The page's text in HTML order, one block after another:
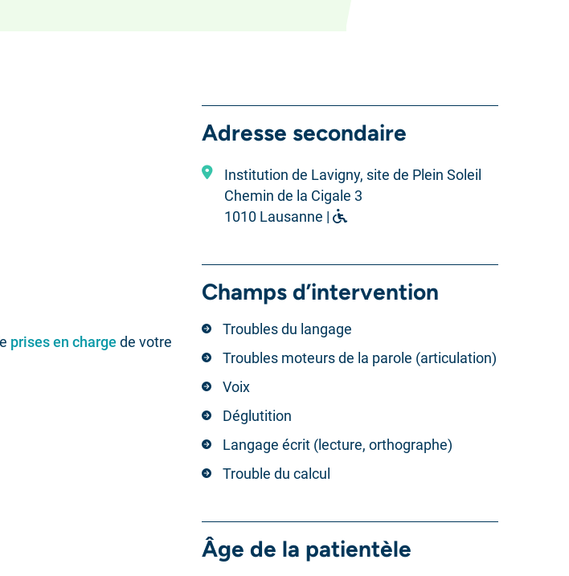
prises en charge de votre
Adresse secondaire
Institution de Lavigny, site de Plein Soleil
Chemin de la Cigale 3
1010 Lausanne |
Champs d’intervention
Troubles du langage
Troubles moteurs de la parole (articulation)
Voix
Déglutition
Langage écrit (lecture, orthographe)
Trouble du calcul
Âge de la patientèle